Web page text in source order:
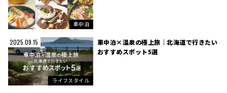
車中泊
2025.09.15
ライフスタイル
車中泊×温泉の極上旅｜北海道で行きたい
おすすめスポット5選